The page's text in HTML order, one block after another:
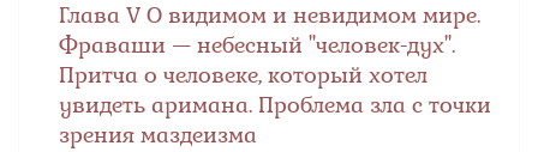
Глава V О видимом и невидимом мире.
Фраваши — небесный "человек-дух".
Притча о человеке, который хотел
увидеть аримана. Проблема зла с точки
зрения маздеизма